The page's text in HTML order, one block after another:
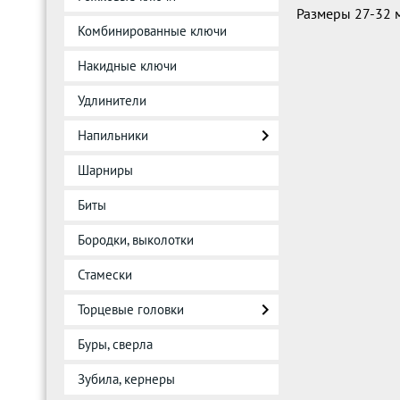
Комбинированные ключи
Накидные ключи
Удлинители
Напильники
Шарниры
Биты
Бородки, выколотки
Стамески
Торцевые головки
Буры, сверла
Зубила, кернеры
Размеры 27-32